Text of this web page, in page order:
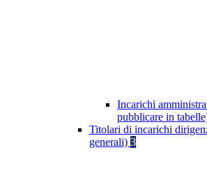
Incarichi
pubblicare in
Titolari di incarichi
generali) 3